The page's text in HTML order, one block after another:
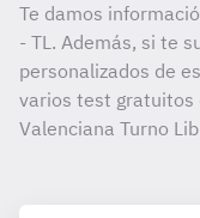
Te damos
- TL. Además, si te
personalizados de
varios test gratuitos
Valenciana Turno